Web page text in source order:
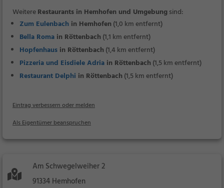
WeitereRestaurants in Hemhofen und Umgebungsind:
Zum Eulenbach in Hemhofen (1,0 km entfernt)
Bella Roma in Röttenbach (1,1 km entfernt)
Hopfenhaus in Röttenbach (1,4 km entfernt)
Pizzeria und Eisdiele Adria in Röttenbach (1,5 km entfernt)
Restaurant Delphi in Röttenbach (1,5 km entfernt)
Eintrag verbessern oder melden
Als Eigentümer beanspruchen
Am Schwegelweiher 2
91334 Hemhofen